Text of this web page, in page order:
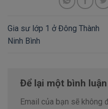
Gia sư lớp 1 ở Đông Thành
Ninh Bình
Để lại một bình luận
Email của bạn sẽ không